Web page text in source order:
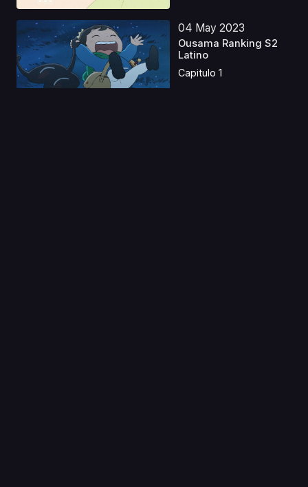
04 May 2023
Ousama Ranking S2
Latino
Capitulo 1